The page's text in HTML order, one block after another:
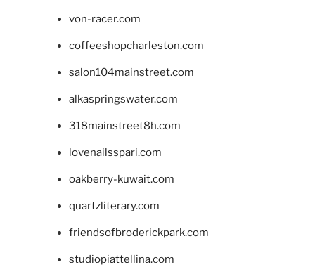
von-racer.com
coffeeshopcharleston.com
salon104mainstreet.com
alkaspringswater.com
318mainstreet8h.com
lovenailsspari.com
oakberry-kuwait.com
quartzliterary.com
friendsofbroderickpark.com
studiopiattellina.com